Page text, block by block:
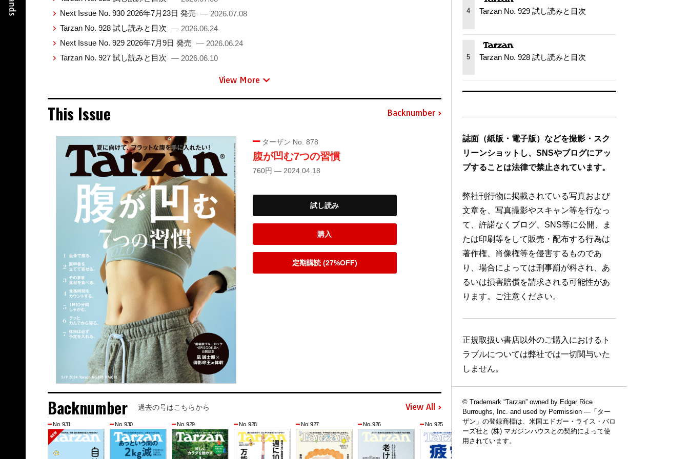
Next Issue No. 930 2026年7月23日 発売 — 2026.07.08
Tarzan No. 928 試し読みと目次 — 2026.06.24
Next Issue No. 929 2026年7月9日 発売 — 2026.06.24
Tarzan No. 927 試し読みと目次 — 2026.06.10
View More
This Issue Backnumber
ターザン No. 878
腹が凹む7つの習慣
760円 — 2024.04.18
試し読み
購入
定期購読 (27%OFF)
Backnumber 過去の号はこちらから View All
No. 931 No. 930 No. 929 No. 928 No. 927 No. 926 No. 925 No. 924 No. 923 No. 922
4 Tarzan No. 929 試し読みと目次
5 Tarzan No. 928 試し読みと目次
誌面（紙版・電子版）などを撮影・スク
リーンショットし、SNSやブログにアッ
プすることは法律で禁止されています。
弊社刊行物に掲載されている写真および
文章を、写真撮影やスキャン等を行なっ
て、許諾なくブログ、SNS等に公開、ま
たは印刷等をして販売・配布する行為は
著作権、肖像権等を侵害するものであ
り、場合によっては刑事罰が科され、あ
るいは損害賠償を請求される可能性があ
ります。ご注意ください。
正規取扱い書店以外のご購入におけるト
ラブルについては弊社では一切関与いた
しません。
© Trademark “Tarzan” owned by Edgar Rice
Burroughs, Inc. and used by Permission —「ター
ザン」の登録商標は、米国エドガー・ライス・バロ
ーズ社と (株) マガジンハウスとの契約によって使
用されています。